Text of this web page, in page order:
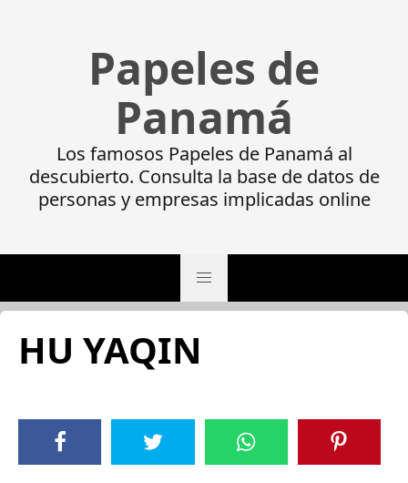
Papeles de
Panamá
Los famosos Papeles de Panamá al
descubierto. Consulta la base de datos de
personas y empresas implicadas online
HU YAQIN